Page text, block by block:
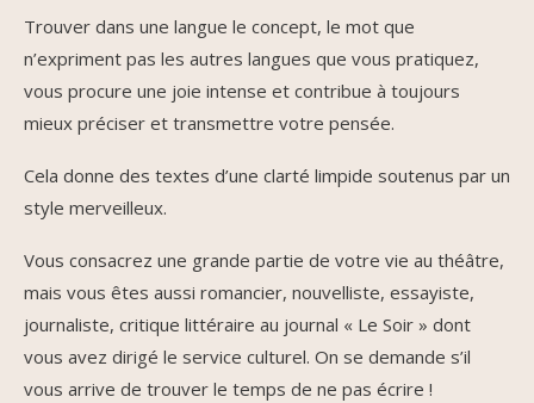
Trouver dans une langue le concept, le mot que
n’expriment pas les autres langues que vous pratiquez,
vous procure une joie intense et contribue à toujours
mieux préciser et transmettre votre pensée.
Cela donne des textes d’une clarté limpide soutenus par un
style merveilleux.
Vous consacrez une grande partie de votre vie au théâtre,
mais vous êtes aussi romancier, nouvelliste, essayiste,
journaliste, critique littéraire au journal « Le Soir » dont
vous avez dirigé le service culturel. On se demande s’il
vous arrive de trouver le temps de ne pas écrire !